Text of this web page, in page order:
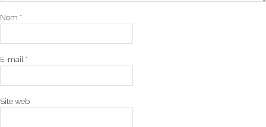
Nom *
E-mail *
Site web